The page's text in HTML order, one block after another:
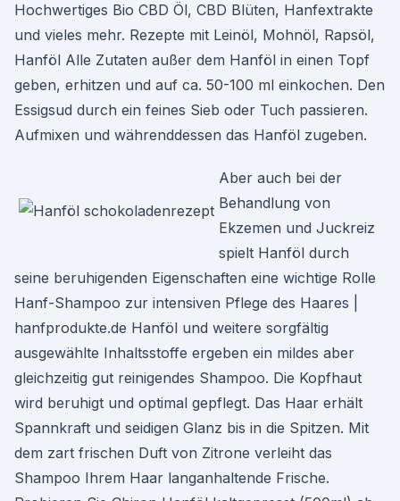
Hochwertiges Bio CBD Öl, CBD Blüten, Hanfextrakte
und vieles mehr. Rezepte mit Leinöl, Mohnöl, Rapsöl,
Hanföl Alle Zutaten außer dem Hanföl in einen Topf
geben, erhitzen und auf ca. 50-100 ml einkochen. Den
Essigsud durch ein feines Sieb oder Tuch passieren.
Aufmixen und währenddessen das Hanföl zugeben.
Aber auch bei der
Behandlung von
Ekzemen und Juckreiz
spielt Hanföl durch
seine beruhigenden Eigenschaften eine wichtige Rolle
Hanf-Shampoo zur intensiven Pflege des Haares |
hanfprodukte.de Hanföl und weitere sorgfältig
ausgewählte Inhaltsstoffe ergeben ein mildes aber
gleichzeitig gut reinigendes Shampoo. Die Kopfhaut
wird beruhigt und optimal gepflegt. Das Haar erhält
Spannkraft und seidigen Glanz bis in die Spitzen. Mit
dem zart frischen Duft von Zitrone verleiht das
Shampoo Ihrem Haar langanhaltende Frische.